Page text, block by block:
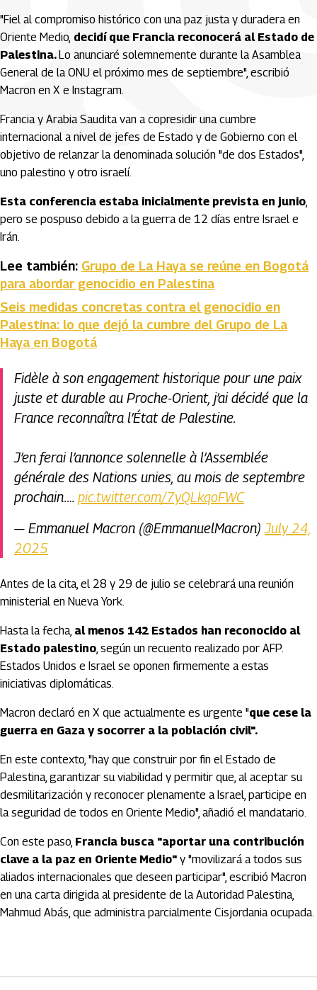
"Fiel al compromiso histórico con una paz justa y duradera en
Oriente Medio, decidí que Francia reconocerá al Estado de
Palestina.Lo anunciaré solemnemente durante la Asamblea
General de la ONU el próximo mes de septiembre", escribió
Macron en X e Instagram.
Francia y Arabia Saudita van a copresidir una cumbre
internacional a nivel de jefes de Estado y de Gobierno con el
objetivo de relanzar la denominada solución "de dos Estados",
uno palestino y otro israelí.
Esta conferencia estaba inicialmente prevista en junio,
pero se pospuso debido a la guerra de 12 días entre Israel e
Irán.
Lee también: Grupo de La Haya se reúne en Bogotá
para abordar genocidio en Palestina
Seis medidas concretas contra el genocidio en
Palestina: lo que dejó la cumbre del Grupo de La
Haya en Bogotá
Fidèle à son engagement historique pour une paix
juste et durable au Proche-Orient, j’ai décidé que la
France reconnaîtra l’État de Palestine.
J’en ferai l’annonce solennelle à l’Assemblée
générale des Nations unies, au mois de septembre
prochain.… pic.twitter.com/7yQLkqoFWC
— Emmanuel Macron (@EmmanuelMacron)July 24,
2025
Antes de la cita, el 28 y 29 de julio se celebrará una reunión
ministerial en Nueva York.
Hasta la fecha, al menos 142 Estados han reconocido al
Estado palestino, según un recuento realizado por AFP.
Estados Unidos e Israel se oponen firmemente a estas
iniciativas diplomáticas.
Macron declaró en X que actualmente es urgente "que cese la
guerra en Gaza y socorrer a la población civil".
En este contexto, "hay que construir por fin el Estado de
Palestina, garantizar su viabilidad y permitir que, al aceptar su
desmilitarización y reconocer plenamente a Israel, participe en
la seguridad de todos en Oriente Medio", añadió el mandatario.
Con este paso, Francia busca "aportar una contribución
clave a la paz en Oriente Medio" y "movilizará a todos sus
aliados internacionales que deseen participar", escribió Macron
en una carta dirigida al presidente de la Autoridad Palestina,
Mahmud Abás, que administra parcialmente Cisjordania ocupada.